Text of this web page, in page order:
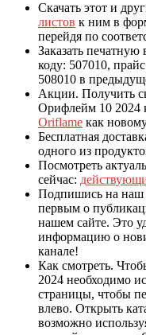
Скачать этот и
листов к ним в
перейдя по
Заказать
коду: 507010,
508010 в
Акции. Получить
Орифлейм 10 2024
Oriflame как
Бесплатная
одного из
Посмотреть
сейчас:
Подпишись на наш
первым о
нашем сайте. Это
информацию о
канале!
Как смотреть.
2024 необходимо
страницы, чтобы
влево. Открыть
возможно